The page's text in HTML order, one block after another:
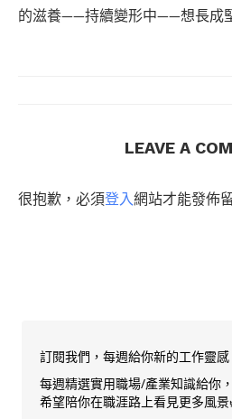
的滋養——持續變形中——想長成
LEAVE A
很抱歉，必須登入網站才能發佈
訂閱我們，每週給你新的工作靈感
每週精選實用職場/產業知識給你
希望陪你在職涯路上看見更多風景